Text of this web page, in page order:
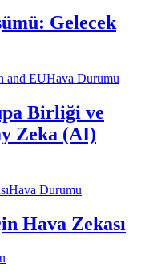
Gelecek
Hava Durumu
Birliği ve
Zeka (AI)
Hava Durumu
Hava Zekası